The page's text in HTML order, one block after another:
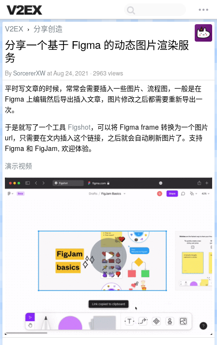
V2EX › 分享创造
分享一个基于 Figma 的动态图片渲染服
务
BySorcererXWat Aug 24, 2021 · 2963 views
平时写文章的时候，常常会需要插入一些图片、流程图，一般是在
Figma 上编辑然后导出插入文章，图片修改之后都需要重新导出一
次。
于是就写了一个工具 Figshot，可以将 Figma frame 转换为一个图片
url，只需要在文内插入这个链接，之后就会自动刷新图片了。支持
Figma 和 FigJam, 欢迎体验。
演示视频